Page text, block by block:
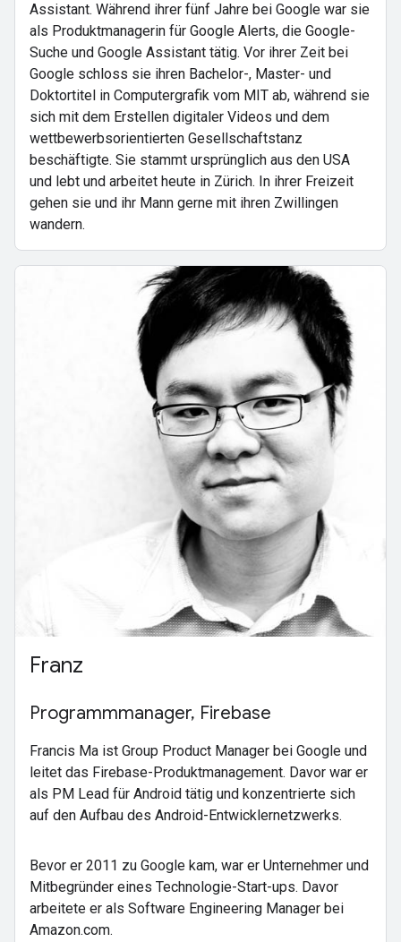
Assistant. Während ihrer fünf Jahre bei Google war sie
als Produktmanagerin für Google Alerts, die Google-
Suche und Google Assistant tätig. Vor ihrer Zeit bei
Google schloss sie ihren Bachelor-, Master- und
Doktortitel in Computergrafik vom MIT ab, während sie
sich mit dem Erstellen digitaler Videos und dem
wettbewerbsorientierten Gesellschaftstanz
beschäftigte. Sie stammt ursprünglich aus den USA
und lebt und arbeitet heute in Zürich. In ihrer Freizeit
gehen sie und ihr Mann gerne mit ihren Zwillingen
wandern.
Franz
Programmmanager, Firebase
Francis Ma ist Group Product Manager bei Google und
leitet das Firebase-Produktmanagement. Davor war er
als PM Lead für Android tätig und konzentrierte sich
auf den Aufbau des Android-Entwicklernetzwerks.
Bevor er 2011 zu Google kam, war er Unternehmer und
Mitbegründer eines Technologie-Start-ups. Davor
arbeitete er als Software Engineering Manager bei
Amazon.com.